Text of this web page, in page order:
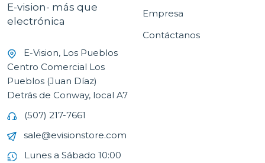
E-vision- más que
electrónica
E-Vision, Los Pueblos
Centro Comercial Los
Pueblos (Juan Díaz)
Detrás de Conway, local A7
(507) 217-7661
sale@evisionstore.com
Lunes a Sábado 10:00
Empresa
Contáctanos